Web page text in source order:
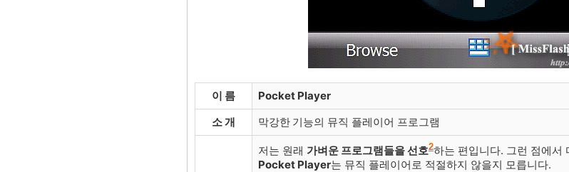
이 름
Pocket Player
소 개
막강한 기능의 뮤직 플레이어 프로그램
저는 원래 가벼운 프로그램들을 선호2하는 편입니다. 그런 점에서
Pocket Player는 뮤직 플레이어로 적절하지 않을지 모릅니다.